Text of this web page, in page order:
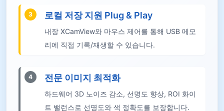
3 로컬 저장 지원 Plug & Play
내장 XCamView와 마우스 제어를 통해 USB 메모
리에 직접 기록/재생할 수 있습니다.
4 전문 이미지 최적화
하드웨어 3D 노이즈 감소, 선명도 향상, ROI 화이
트 밸런스로 선명도와 색 정확도를 보장합니다.